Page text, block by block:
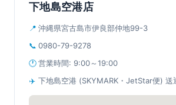
下地島空港店
📍 沖縄県宮古島市伊良部仲地99-3
📞 0980-79-9278
🕐営業時間: 9:00～19:00
✈️ 下地島空港 (SKYMARK・JetStar便) 送